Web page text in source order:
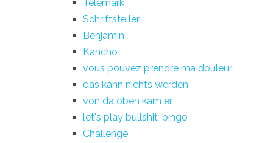
Telemark
Schriftsteller
Benjamin
Kancho!
vous pouvez prendre ma douleur
das kann nichts werden
von da oben kam er
let's play bullshit-bingo
Challenge